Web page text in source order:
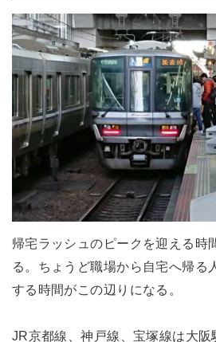
帰宅ラッシュのピークを迎える時
る。ちょうど職場から自宅へ帰る
する時間がこの辺りになる。
JR京都線、神戸線、宝塚線は大阪